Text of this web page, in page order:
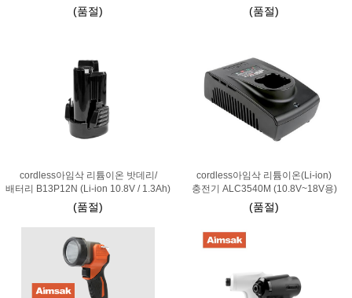
(품절) (품절)
cordless아임삭 리튬이온 밧데리/
배터리 B13P12N (Li-ion 10.8V / 1.3Ah)
(품절)
cordless아임삭 리튬이온(Li-ion)
충전기 ALC3540M (10.8V~18V용)
(품절)